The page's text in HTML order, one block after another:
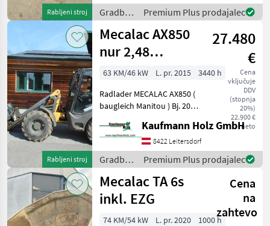
Gradbena tehnika
26
MARKETPLACE
Marketplace
Ponudbe
trgovcev oglasi
Rabljeni stroj
(4410 lb) Maximal
Muldenkapazität (Gehäuft)
1.2
Gradbeni
stroji /
Mecalac
Premium Plus prodajalec
Rabljeni stroj
Mecalac AX850
nur 2,48
Bauhöhe! (
Manitou )
27.480
€
Cena
vključuje
DDV
(stopnja
20%)
22.900 €
neto
63 KM/46 kW L. pr. 2015
3440 h
Radlader MECALAC AX850 (
baugleich Manitou ) Bj. 2015
5.050 KG 2 Stufen Hydrostat
20 km/h 46 KW John Deere
Motor nur 248cm Bauh
Kaufmann Holz GmbH
8422 Leitersdorf
Gradbeni
stroji /
Mecalac
Premium Plus prodajalec
Mecalac TA 6s
inkl. EZG
Cena
na
zahtevo
74 KM/54 kW L. pr. 2020
1000 h